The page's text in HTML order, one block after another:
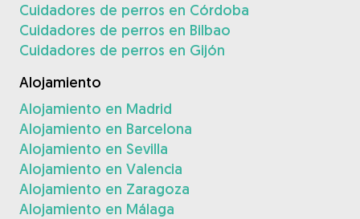
Cuidadores de perros en Córdoba
Cuidadores de perros en Bilbao
Cuidadores de perros en Gijón
Alojamiento
Alojamiento en Madrid
Alojamiento en Barcelona
Alojamiento en Sevilla
Alojamiento en Valencia
Alojamiento en Zaragoza
Alojamiento en Málaga